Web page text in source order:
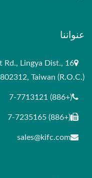
عنواننا
Rd., Lingya Dist.,
Taiwan (R.O.C.)
(+886) 7-7713121
(+886) 7-7235165
sales@kifc.com